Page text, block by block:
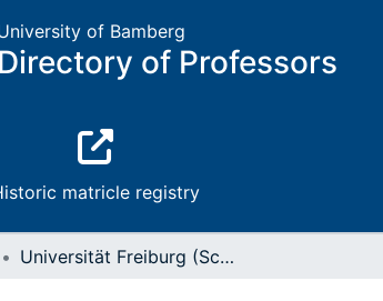
of Bamberg
Directory of Professors
matricle registry
Universität Freiburg (Schweiz)